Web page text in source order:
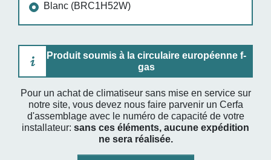
Blanc (BRC1H52W)
Produit soumis à la circulaire européenne f-
gas
Pour un achat de climatiseur sans mise en service sur
notre site, vous devez nous faire parvenir un Cerfa
d'assemblage avec le numéro de capacité de votre
installateur: sans ces éléments, aucune expédition
ne sera réalisée.